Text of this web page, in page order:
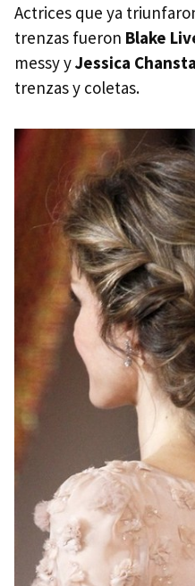
Actrices que ya
trenzas fueron Blake
messy yJessica
trenzas y coletas.